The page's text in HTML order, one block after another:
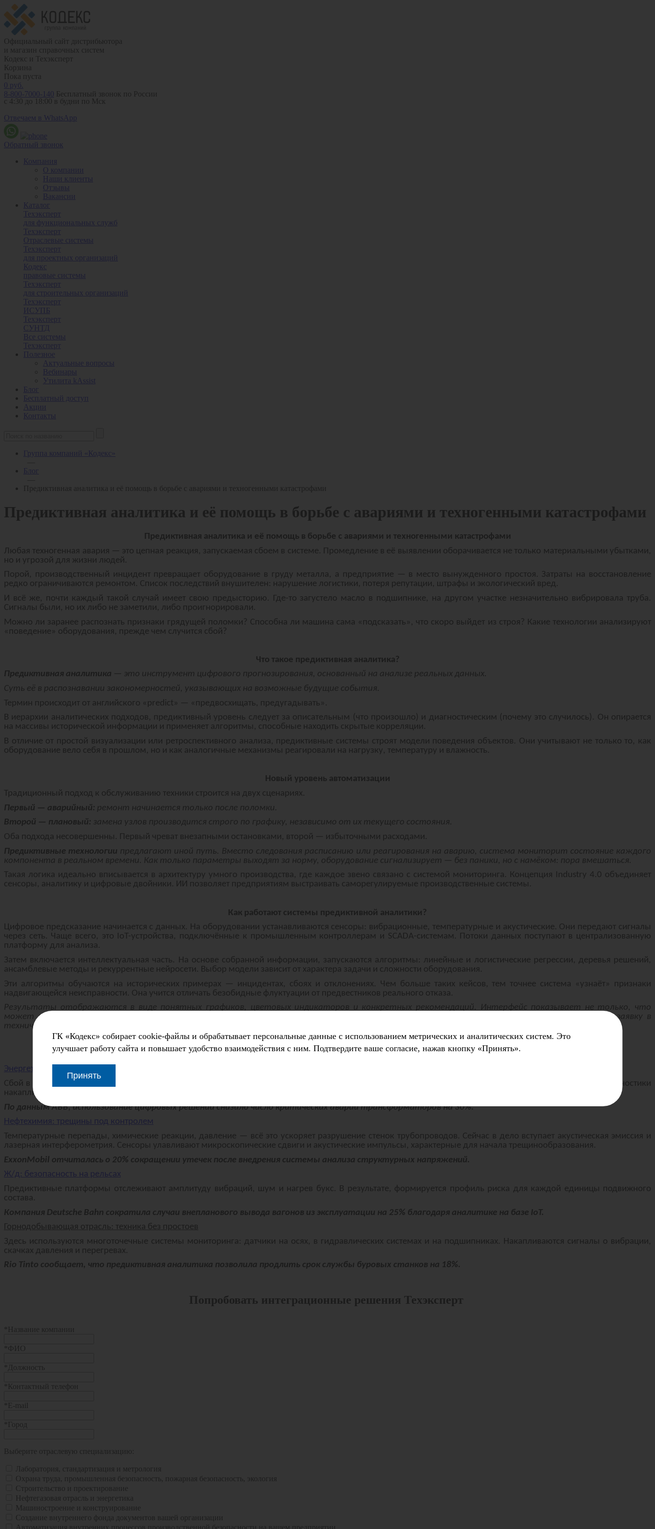
Официальный сайт дистрибьютора
и магазин справочных систем
Кодекс и Техэксперт
Корзина
Пока пуста
0 руб.
8-800-7000-140 Бесплатный звонок по России
с 4:30 до 18:00 в будни по Мск
Отвечаем в WhatsApp
Обратный звонок
Компания
О компании
Наши клиенты
Отзывы
Вакансии
Каталог
Техэксперт
для функциональных служб
Техэксперт
Отраслевые системы
Техэксперт
для проектных организаций
Кодекс
правовые системы
Техэксперт
для строительных организаций
Техэксперт
ИСУПБ
Техэксперт
СУНТД
Все системы
Техэксперт
Полезное
Актуальные вопросы
Вебинары
Утилита kAssist
Блог
Бесплатный доступ
Акции
Контакты
Группа компаний «Кодекс»
Блог
Предиктивная аналитика и её помощь в борьбе с авариями и техногенными катастрофами
Предиктивная аналитика и её помощь в борьбе с авариями и техногенными катастрофами
Предиктивная аналитика и её помощь в борьбе с авариями и техногенными катастрофами
Любая техногенная авария — это цепная реакция, запускаемая сбоем в системе. Промедление в её выявлении оборачивается не только материальными убытками,
но и угрозой для жизни людей.
Порой, производственный инцидент превращает оборудование в груду металла, а предприятие — в место вынужденного простоя. Затраты на восстановление
редко ограничиваются ремонтом. Список последствий внушителен: нарушение логистики, потеря репутации, штрафы и экологический вред.
И всё же, почти каждый такой случай имеет свою предысторию. Где-то загустело масло в подшипнике, на другом участке незначительно вибрировала труба.
Сигналы были, но их либо не заметили, либо проигнорировали.
Можно ли заранее распознать признаки грядущей поломки? Способна ли машина сама «подсказать», что скоро выйдет из строя? Какие технологии анализируют
«поведение» оборудования, прежде чем случится сбой?
Что такое предиктивная аналитика?
Предиктивная аналитика — это инструмент цифрового прогнозирования, основанный на анализе реальных данных.
Суть её в распознавании закономерностей, указывающих на возможные будущие события.
Термин происходит от английского «predict» — «предвосхищать, предугадывать».
В иерархии аналитических подходов, предиктивный уровень следует за описательным (что произошло) и диагностическим (почему это случилось). Он опирается
на массивы исторической информации и применяет алгоритмы, способные находить скрытые корреляции.
В отличие от простой визуализации или ретроспективного анализа, предиктивные системы строят модели поведения объектов. Они учитывают не только то, как
оборудование вело себя в прошлом, но и как аналогичные механизмы реагировали на нагрузку, температуру и влажность.
Новый уровень автоматизации
Традиционный подход к обслуживанию техники строится на двух сценариях.
Первый — аварийный: ремонт начинается только после поломки.
Второй — плановый: замена узлов производится строго по графику, независимо от их текущего состояния.
Оба подхода несовершенны. Первый чреват внезапными остановками, второй — избыточными расходами.
Предиктивные технологии предлагают иной путь. Вместо следования расписанию или реагирования на аварию, система мониторит состояние каждого
компонента в реальном времени. Как только параметры выходят за норму, оборудование сигнализирует — без паники, но с намёком: пора вмешаться.
Такая логика идеально вписывается в архитектуру умного производства, где каждое звено связано с системой мониторинга. Концепция Industry 4.0 объединяет
сенсоры, аналитику и цифровые двойники. ИИ позволяет предприятиям выстраивать саморегулируемые производственные системы.
Как работают системы предиктивной аналитики?
Цифровое предсказание начинается с данных. На оборудовании устанавливаются сенсоры: вибрационные, температурные и акустические. Они передают сигналы
через сеть. Чаще всего, это IoT-устройства, подключённые к промышленным контроллерам и SCADA-системам. Потоки данных поступают в централизованную
платформу для анализа.
Затем включается интеллектуальная часть. На основе собранной информации, запускаются алгоритмы: линейные и логистические регрессии, деревья решений,
ансамблевые методы и рекуррентные нейросети. Выбор модели зависит от характера задачи и сложности оборудования.
Эти алгоритмы обучаются на исторических примерах — инцидентах, сбоях и отклонениях. Чем больше таких кейсов, тем точнее система «узнаёт» признаки
надвигающейся неисправности. Она учится отличать безобидные флуктуации от предвестников реального отказа.
Результаты отображаются в виде понятных графиков, цветовых индикаторов и конкретных рекомендаций. Интерфейс показывает не только, что
может сломаться, но и когда лучше провести замену. Некоторые решения интегрированы с ERP-системами и запускают автоматическую заявку в
техническую службу.
Успешные кейсы применения
Энергетика: точность, опережающая аварию
Сбой в работе турбин и трансформаторов грозит отключением целых районов от электропитания и дорогостоящим ремонтом. Системы предиктивной диагностики
накапливают телеметрию: частоту вращения, вибрационные сигнатуры и перегрев обмоток.
По данным ABB, использование цифровых решений снизило число критических аварий трансформаторов на 30%.
Нефтехимия: трещины под контролем
Температурные перепады, химические реакции, давление — всё это ускоряет разрушение стенок трубопроводов. Сейчас в дело вступает акустическая эмиссия и
лазерная интерферометрия. Сенсоры улавливают микроскопические сдвиги и акустические импульсы, характерные для начала трещинообразования.
ExxonMobil отчиталась о 20% сокращении утечек после внедрения системы анализа структурных напряжений.
Ж/д: безопасность на рельсах
Предиктивные платформы отслеживают амплитуду вибраций, шум и нагрев букс. В результате, формируется профиль риска для каждой единицы подвижного
состава.
Компания Deutsche Bahn сократила случаи внепланового вывода вагонов из эксплуатации на 25% благодаря аналитике на базе IoT.
Горнодобывающая отрасль: техника без простоев
Здесь используются многоточечные системы мониторинга: датчики на осях, в гидравлических системах и на подшипниках. Накапливаются сигналы о вибрации,
скачках давления и перегревах.
Rio Tinto сообщает, что предиктивная аналитика позволила продлить срок службы буровых станков на 18%.
Попробовать интеграционные решения Техэксперт
Название компании
ФИО
Должность
Контактный телефон
E-mail
Город
Выберите отраслевую специализацию:
Лаборатория, стандартизация и метрология
Охрана труда, промышленная безопасность, пожарная безопасность, экология
Строительство и проектирование
Нефтегазовая отрасль и энергетика
Машиностроение и конструирование
Создание внутреннего фонда документов вашей организации
Автоматизация внутренних процессов производственной безопасности на вашем предприятии
ГК «Кодекс» собирает cookie-файлы и обрабатывает персональные данные с использованием метрических и аналитических систем. Это
улучшает работу сайта и повышает удобство взаимодействия с ним. Подтвердите ваше согласие, нажав кнопку «Принять».
Принять